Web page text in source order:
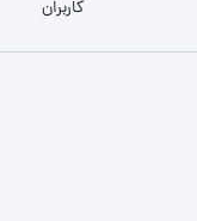
کاربران